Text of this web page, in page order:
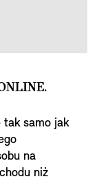
tak samo jak
na
niż